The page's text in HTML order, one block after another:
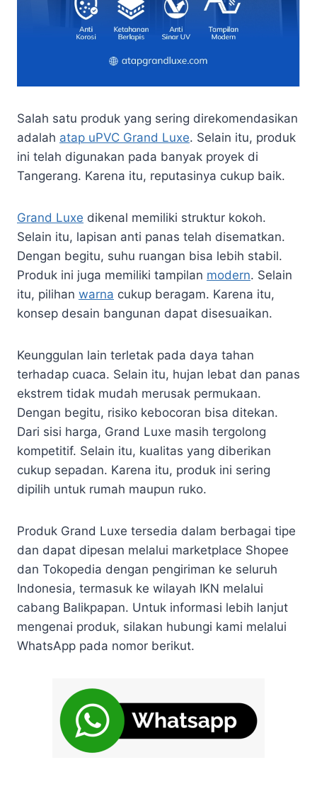
Salah satu produk yang sering direkomendasikan
adalah atap uPVC Grand Luxe. Selain itu, produk
ini telah digunakan pada banyak proyek di
Tangerang. Karena itu, reputasinya cukup baik.
Grand Luxe dikenal memiliki struktur kokoh.
Selain itu, lapisan anti panas telah disematkan.
Dengan begitu, suhu ruangan bisa lebih stabil.
Produk ini juga memiliki tampilan modern. Selain
itu, pilihan warna cukup beragam. Karena itu,
konsep desain bangunan dapat disesuaikan.
Keunggulan lain terletak pada daya tahan
terhadap cuaca. Selain itu, hujan lebat dan panas
ekstrem tidak mudah merusak permukaan.
Dengan begitu, risiko kebocoran bisa ditekan.
Dari sisi harga, Grand Luxe masih tergolong
kompetitif. Selain itu, kualitas yang diberikan
cukup sepadan. Karena itu, produk ini sering
dipilih untuk rumah maupun ruko.
Produk Grand Luxe tersedia dalam berbagai tipe
dan dapat dipesan melalui marketplace Shopee
dan Tokopedia dengan pengiriman ke seluruh
Indonesia, termasuk ke wilayah IKN melalui
cabang Balikpapan. Untuk informasi lebih lanjut
mengenai produk, silakan hubungi kami melalui
WhatsApp pada nomor berikut.